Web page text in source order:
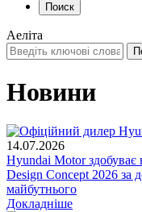
Поиск
Аеліта
Новини
14.07.2026
Hyundai Motor
Design Concept 2026 за
майбутнього
Докладніше